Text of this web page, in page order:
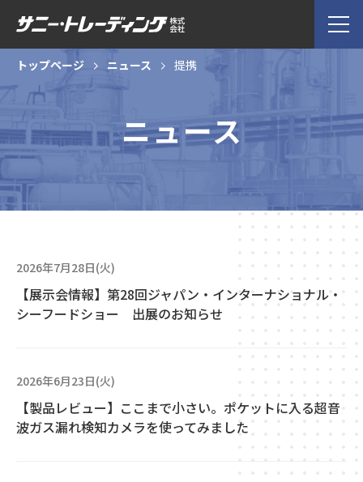
トップページ ニュース 提携
ニュース
2026年7月28日(火)
【展示会情報】第28回ジャパン・インターナショナル・
シーフードショー 出展のお知らせ
2026年6月23日(火)
【製品レビュー】ここまで小さい。ポケットに入る超音
波ガス漏れ検知カメラを使ってみました